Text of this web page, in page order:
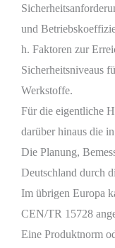
und
h. Faktoren zur
Sicherheitsniveaus
Werkstoffe.
Für die eigentliche
darüber hinaus die
Die Planung,
Deutschland durch
Im übrigen Europa
CEN/TR 15728
Eine Produktnorm